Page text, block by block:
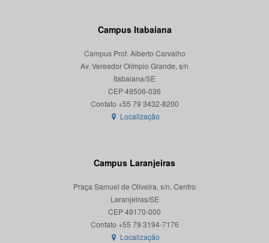
Campus Itabaiana
Campus Prof. Alberto Carvalho
Av. Vereador Olímpio Grande, s/n
Itabaiana/SE
CEP 49506-036
Localização
Campus Laranjeiras
Praça Samuel de Oliveira, s/n, Centro
Laranjeiras/SE
CEP 49170-000
Localização